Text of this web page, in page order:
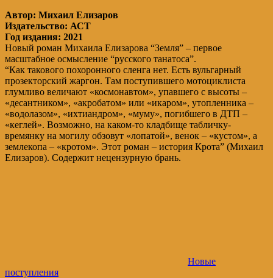
Автор: Михаил Елизаров
Издательство: АСТ
Год издания: 2021
Новый роман Михаила Елизарова “Земля” – первое
масштабное осмысление “русского танатоса”.
“Как такового похоронного сленга нет. Есть вульгарный
прозекторский жаргон. Там поступившего мотоциклиста
глумливо величают «космонавтом», упавшего с высоты –
«десантником», «акробатом» или «икаром», утопленника –
«водолазом», «ихтиандром», «муму», погибшего в ДТП –
«кеглей». Возможно, на каком-то кладбище табличку-
времянку на могилу обзовут «лопатой», венок – «кустом», а
землекопа – «кротом». Этот роман – история Крота” (Михаил
Елизаров). Содержит нецензурную брань.
Новые
поступления